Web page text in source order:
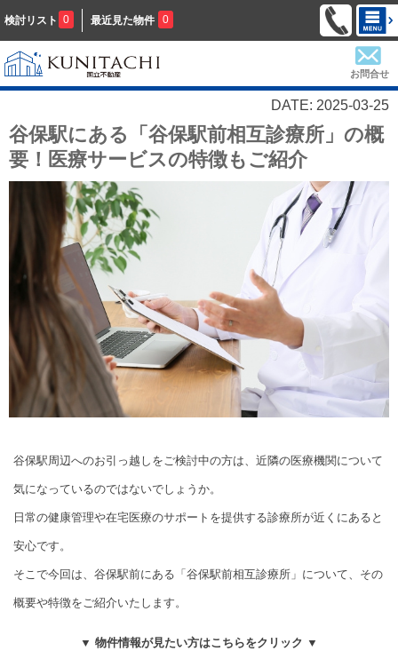
検討リスト 0 最近見た物件 0
お問合せ
DATE: 2025-03-25
谷保駅にある「谷保駅前相互診療所」の概
要！医療サービスの特徴もご紹介
谷保駅周辺へのお引っ越しをご検討中の方は、近隣の医療機関について
気になっているのではないでしょうか。
日常の健康管理や在宅医療のサポートを提供する診療所が近くにあると
安心です。
そこで今回は、谷保駅前にある「谷保駅前相互診療所」について、その
概要や特徴をご紹介いたします。
▼ 物件情報が見たい方はこちらをクリック ▼